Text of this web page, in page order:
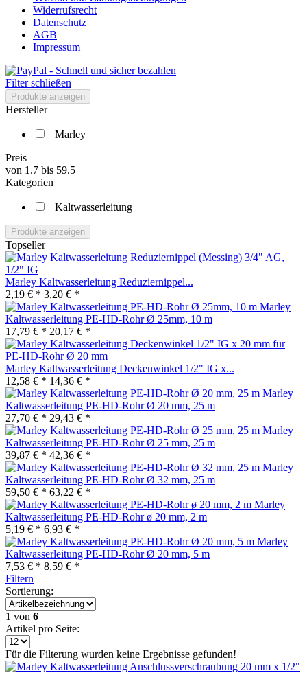
Widerrufsrecht
Datenschutz
AGB
Impressum
Filter schließen
Produkte anzeigen
Hersteller
Marley
Preis
von 1.7 bis 59.5
Kategorien
Kaltwasserleitung
Produkte anzeigen
Topseller
Marley Kaltwasserleitung Reduziernippel...
2,19 € * 3,20 € *
Marley
Kaltwasserleitung PE-HD-Rohr Ø 25mm, 10 m
17,79 € * 20,17 € *
Marley Kaltwasserleitung Deckenwinkel 1/2" IG x...
12,58 € * 14,36 € *
Marley
Kaltwasserleitung PE-HD-Rohr Ø 20 mm, 25 m
27,70 € * 29,43 € *
Marley
Kaltwasserleitung PE-HD-Rohr Ø 25 mm, 25 m
39,87 € * 42,36 € *
Marley
Kaltwasserleitung PE-HD-Rohr Ø 32 mm, 25 m
59,50 € * 63,22 € *
Marley
Kaltwasserleitung PE-HD-Rohr ø 20 mm, 2 m
5,19 € * 6,93 € *
Marley
Kaltwasserleitung PE-HD-Rohr Ø 20 mm, 5 m
7,53 € * 8,59 € *
Filtern
Sortierung:
1 von 6
Artikel pro Seite:
Für die Filterung wurden keine Ergebnisse gefunden!